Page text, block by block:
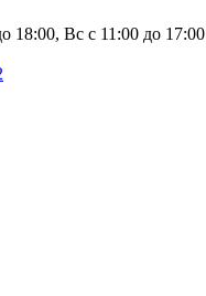
18:00, Вс с 11:00 до 17:00